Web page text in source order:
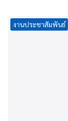
งานประชาสัมพันธ์